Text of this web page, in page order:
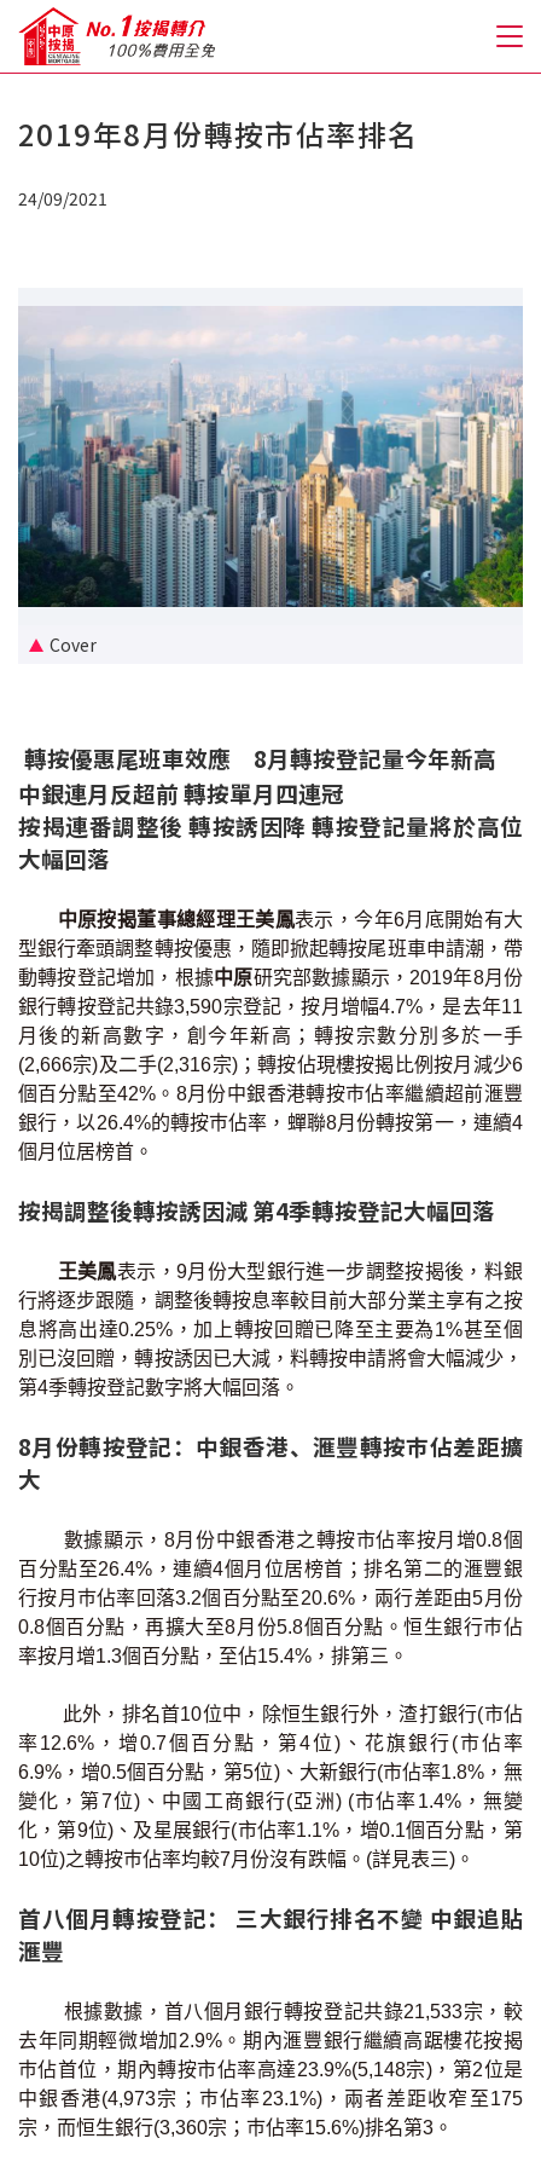
關於我們
免費房貸轉介服務
免費開戶轉介服務
私人貸款
優惠禮遇
新盤優越按揭優惠
中原按揭標籤優惠
按揭工具
按揭計算
轉按計算
置業預算
供款年期計算
工商舖按揭計算
印花稅計算
按揭全面睇
新聞/研究
統計數據庫
按揭快趣智識
按揭智庫
樓按專欄
按揭百科
實時銀行資訊
裝修·保險優惠
免費裝修轉介服務
裝修設計專欄
火險、家居、寵物保險
保險資訊專欄
2019年8月份轉按市佔率排名
24/09/2021
Cover
轉按優惠尾班車效應 8月轉按登記量今年新高
中銀連月反超前 轉按單月四連冠
按揭連番調整後 轉按誘因降 轉按登記量將於高位
大幅回落
中原按揭董事總經理王美鳳表示，今年6月底開始有大
型銀行牽頭調整轉按優惠，隨即掀起轉按尾班車申請潮，帶
動轉按登記增加，根據中原研究部數據顯示，2019年8月份
銀行轉按登記共錄3,590宗登記，按月增幅4.7%，是去年11
月後的新高數字，創今年新高；轉按宗數分別多於一手
(2,666宗)及二手(2,316宗)；轉按佔現樓按揭比例按月減少6
個百分點至42%。8月份中銀香港轉按巿佔率繼續超前滙豐
銀行，以26.4%的轉按巿佔率，蟬聯8月份轉按第一，連續4
個月位居榜首。
按揭調整後轉按誘因減 第4季轉按登記大幅回落
王美鳳表示，9月份大型銀行進一步調整按揭後，料銀
行將逐步跟隨，調整後轉按息率較目前大部分業主享有之按
息將高出達0.25%，加上轉按回贈已降至主要為1%甚至個
別已沒回贈，轉按誘因已大減，料轉按申請將會大幅減少，
第4季轉按登記數字將大幅回落。
8月份轉按登記：中銀香港、滙豐轉按巿佔差距擴
大
數據顯示，8月份中銀香港之轉按市佔率按月增0.8個
百分點至26.4%，連續4個月位居榜首；排名第二的滙豐銀
行按月巿佔率回落3.2個百分點至20.6%，兩行差距由5月份
0.8個百分點，再擴大至8月份5.8個百分點。恒生銀行巿佔
率按月增1.3個百分點，至佔15.4%，排第三。
此外，排名首10位中，除恒生銀行外，渣打銀行(市佔
率12.6%，增0.7個百分點，第4位)、花旗銀行(市佔率
6.9%，增0.5個百分點，第5位)、大新銀行(市佔率1.8%，無
變化，第7位)、中國工商銀行(亞洲) (市佔率1.4%，無變
化，第9位)、及星展銀行(市佔率1.1%，增0.1個百分點，第
10位)之轉按巿佔率均較7月份沒有跌幅。(詳見表三)。
首八個月轉按登記： 三大銀行排名不變 中銀追貼
滙豐
根據數據，首八個月銀行轉按登記共錄21,533宗，較
去年同期輕微增加2.9%。期內滙豐銀行繼續高踞樓花按揭
巿佔首位，期內轉按市佔率高達23.9%(5,148宗)，第2位是
中銀香港(4,973宗；巿佔率23.1%)，兩者差距收窄至175
宗，而恒生銀行(3,360宗；巿佔率15.6%)排名第3。